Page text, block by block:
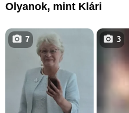
Olyanok, mint Klári
7 3